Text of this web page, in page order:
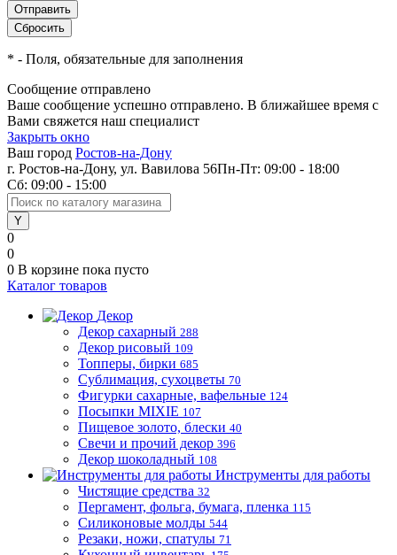
* - Поля, обязательные для заполнения
Сообщение отправлено
Ваше сообщение успешно отправлено. В ближайшее время с
Вами свяжется наш специалист
Закрыть окно
Ваш город Ростов-на-Дону
г. Ростов-на-Дону, ул. Вавилова 56Пн-Пт: 09:00 - 18:00
Сб: 09:00 - 15:00
0
0
0 В корзине пока пусто
Каталог товаров
Декор
Декор сахарный 288
Декор рисовый 109
Топперы, бирки 685
Сублимация, сухоцветы 70
Фигурки сахарные, вафельные 124
Посыпки MIXIE 107
Пищевое золото, блески 40
Свечи и прочий декор 396
Декор шоколадный 108
Инструменты для работы
Чистящие средства 32
Пергамент, фольга, бумага, пленка 115
Силиконовые молды 544
Резаки, ножи, спатулы 71